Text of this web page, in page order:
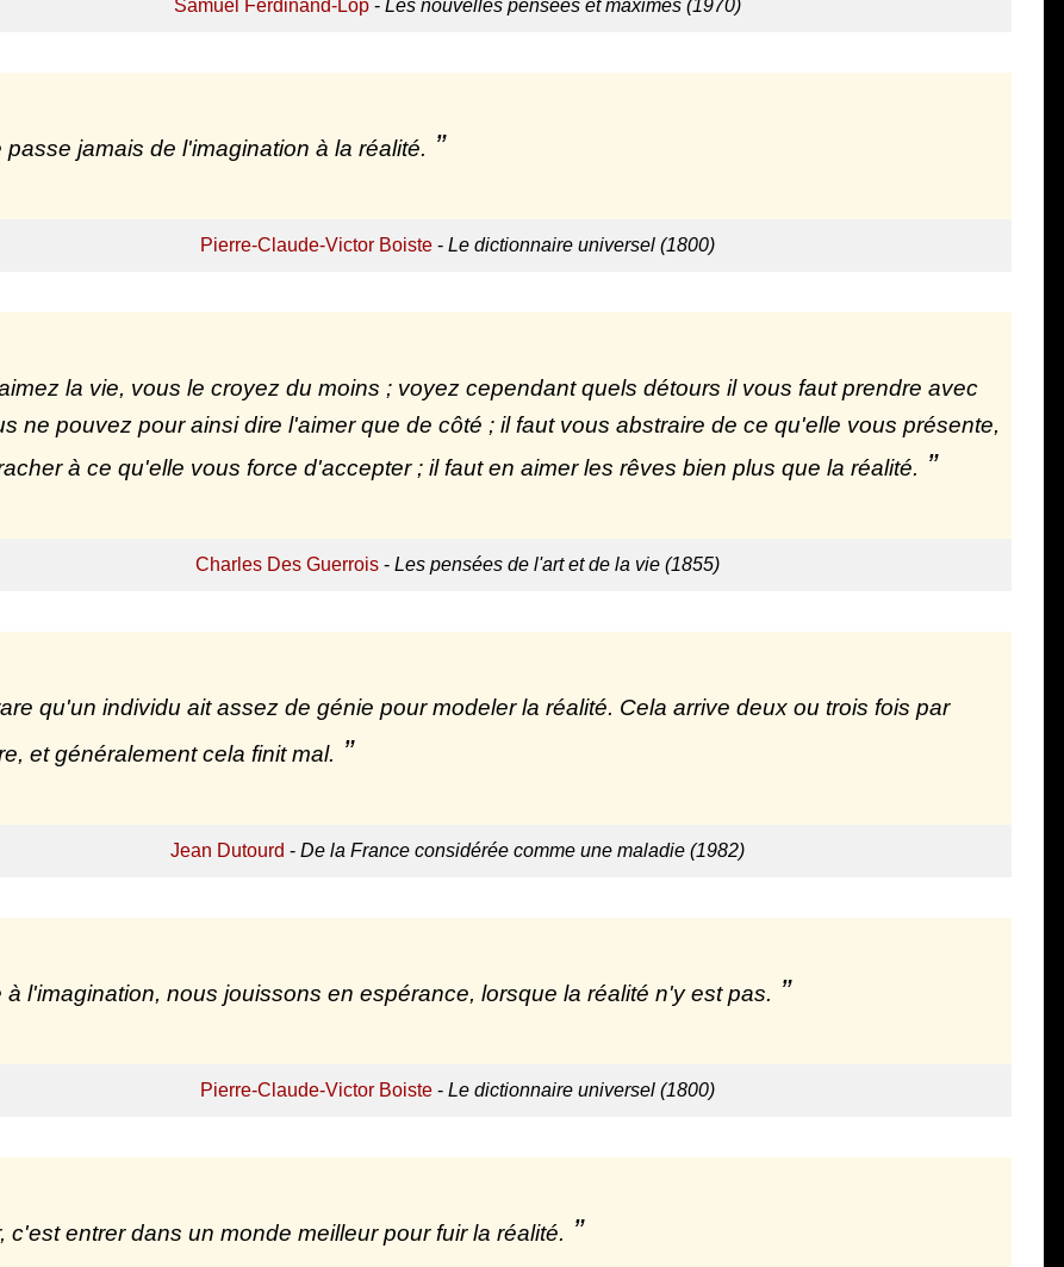
Samuel Ferdinand-Lop- Les nouvelles pensées et maximes (1970)
passe jamais de l'imagination à la réalité.
Pierre-Claude-Victor Boiste- Le dictionnaire universel (1800)
la vie, vous le croyez du moins ; voyez cependant quels détours il vous faut prendre avec
ne pouvez pour ainsi dire l'aimer que de côté ; il faut vous abstraire de ce qu'elle vous présente,
à ce qu'elle vous force d'accepter ; il faut en aimer les rêves bien plus que la réalité.
Charles Des Guerrois- Les pensées de l'art et de la vie (1855)
qu'un individu ait assez de génie pour modeler la réalité. Cela arrive deux ou trois fois par
et généralement cela finit mal.
Jean Dutourd - De la France considérée comme une maladie (1982)
à l'imagination, nous jouissons en espérance, lorsque la réalité n'y est pas.
Pierre-Claude-Victor Boiste- Le dictionnaire universel (1800)
c'est entrer dans un monde meilleur pour fuir la réalité.